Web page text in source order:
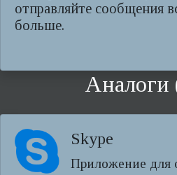
отправляйте сообщения
больше.
Аналоги
Skype
Приложение для